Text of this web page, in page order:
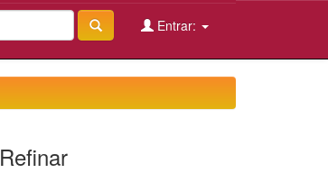
Entrar:
Refinar